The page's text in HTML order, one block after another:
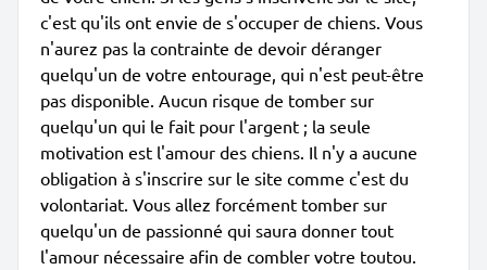
c'est qu'ils ont envie de s'occuper de chiens. Vous
n'aurez pas la contrainte de devoir déranger
quelqu'un de votre entourage, qui n'est peut-être
pas disponible. Aucun risque de tomber sur
quelqu'un qui le fait pour l'argent ; la seule
motivation est l'amour des chiens. Il n'y a aucune
obligation à s'inscrire sur le site comme c'est du
volontariat. Vous allez forcément tomber sur
quelqu'un de passionné qui saura donner tout
l'amour nécessaire afin de combler votre toutou.